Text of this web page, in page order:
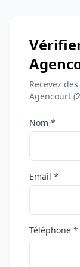
Recevez
Agencourt
Nom *
Email *
Téléphone *